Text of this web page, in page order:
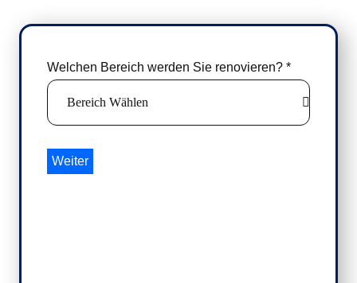
Welchen Bereich werden Sie renovieren? *
Weiter